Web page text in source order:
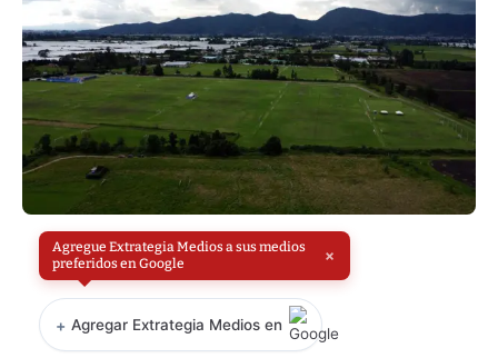
Agregue Extrategia Medios a sus medios
preferidos en Google
×
+ Agregar Extrategia Medios en